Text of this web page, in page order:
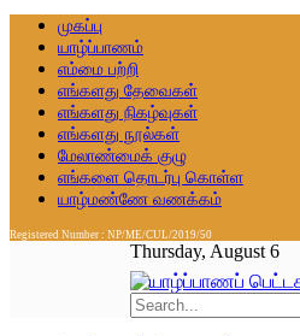
முகப்பு
யாழ்ப்பாணம்
எம்மை பற்றி
எங்களது தேவைகள்
எங்களது நிகழ்வுகள்
எங்களது நூல்கள்
மேலாண்மைக் குழு
எங்களை தொடர்பு கொள்ள
யாழ்மண்ணே வணக்கம்
Registered Number : NP/ME/CUL/2019/50
Thursday, August 6